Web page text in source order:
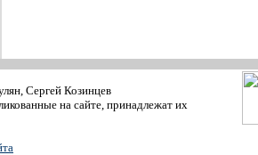
Сергей Козинцев
на сайте, принадлежат их